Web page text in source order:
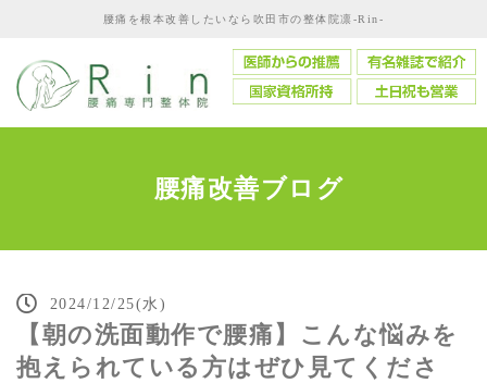
腰痛を根本改善したいなら吹田市の整体院凛-Rin-
腰痛改善ブログ
2024/12/25(水)
【朝の洗面動作で腰痛】こんな悩みを
抱えられている方はぜひ見てくださ